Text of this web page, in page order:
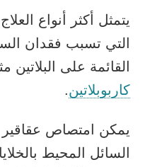
يتمثل أكثر أنواع
التي تسبب فقدان
القائمة على البلاتين
كاربوبلاتين.
يمكن امتصاص عقاقير
السائل المحيط